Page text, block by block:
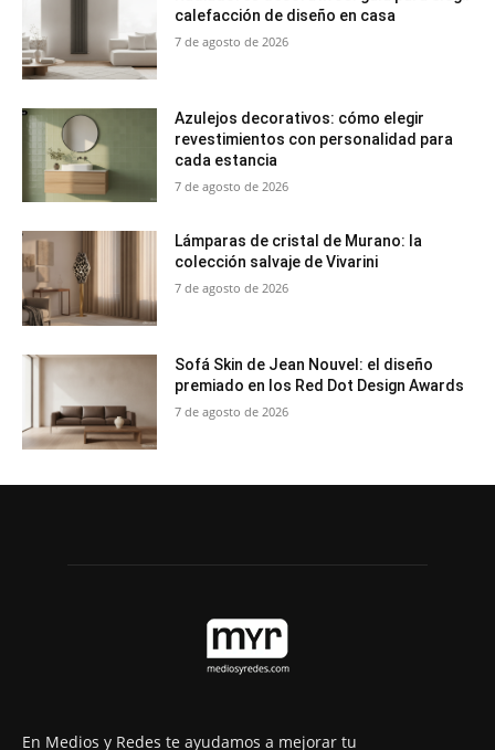
calefacción de diseño en casa
7 de agosto de 2026
Azulejos decorativos: cómo elegir
revestimientos con personalidad para
cada estancia
7 de agosto de 2026
Lámparas de cristal de Murano: la
colección salvaje de Vivarini
7 de agosto de 2026
Sofá Skin de Jean Nouvel: el diseño
premiado en los Red Dot Design Awards
7 de agosto de 2026
En Medios y Redes te ayudamos a mejorar tu